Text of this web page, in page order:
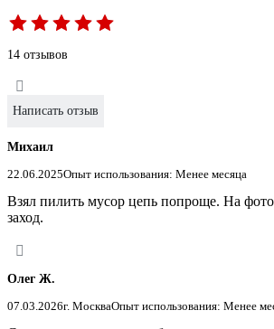
14 отзывов
Написать отзыв
Михаил
22.06.2025Опыт использования: Менее месяца
Взял пилить мусор цепь попроще. На
заход.
Олег Ж.
07.03.2026г. МоскваОпыт использования: Менее